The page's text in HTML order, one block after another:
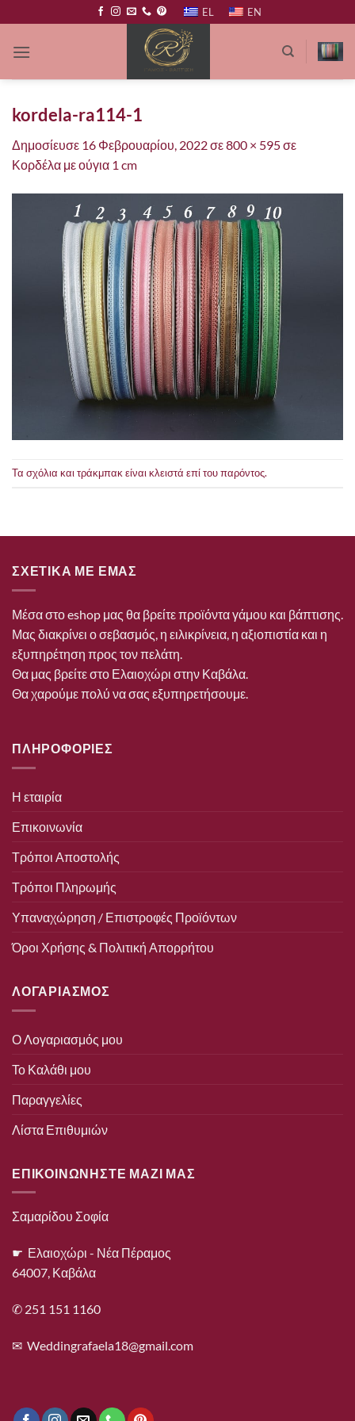
στο
περιεχόμενο
EL EN
kordela-ra114-1
Δημοσίευσε 16 Φεβρουαρίου, 2022σε800 × 595σε
Κορδέλα με ούγια 1 cm
Τα σχόλια και τράκμπακ είναι κλειστά επί του παρόντος.
ΣΧΕΤΙΚΑ ΜΕ ΕΜΑΣ
Μέσα στο eshop μας θα βρείτε προϊόντα γάμου και βάπτισης.
Μας διακρίνει ο σεβασμός, η ειλικρίνεια, η αξιοπιστία και η
εξυπηρέτηση προς τον πελάτη.
Θα μας βρείτε στο Ελαιοχώρι στην Καβάλα.
Θα χαρούμε πολύ να σας εξυπηρετήσουμε.
ΠΛΗΡΟΦΟΡΙΕΣ
Η εταιρία
Επικοινωνία
Τρόποι Αποστολής
Τρόποι Πληρωμής
Υπαναχώρηση / Επιστροφές Προϊόντων
Όροι Χρήσης & Πολιτική Απορρήτου
ΛΟΓΑΡΙΑΣΜΟΣ
Ο Λογαριασμός μου
Το Καλάθι μου
Παραγγελίες
Λίστα Επιθυμιών
ΕΠΙΚΟΙΝΩΝΗΣΤΕ ΜΑΖΙ ΜΑΣ
Σαμαρίδου Σοφία
☛ Ελαιοχώρι - Νέα Πέραμος
64007, Καβάλα
✆ 251 151 1160
✉ Weddingrafaela18@gmail.com